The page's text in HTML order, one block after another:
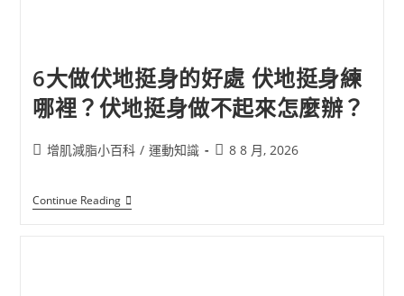
6大做伏地挺身的好處 伏地挺身練
哪裡？伏地挺身做不起來怎麼辦？
增肌減脂小百科 / 運動知識 8 8 月, 2026
Continue Reading